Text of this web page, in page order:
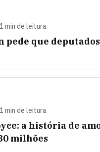
min de leitura
pede que
min de leitura
a história de
milhões